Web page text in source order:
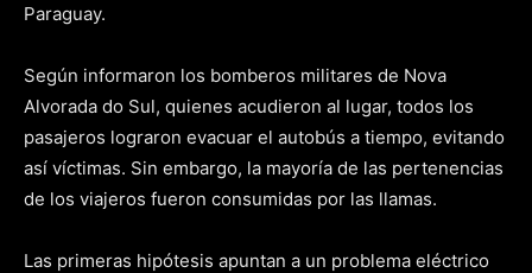
Paraguay.
Según informaron los bomberos militares de Nova
Alvorada do Sul, quienes acudieron al lugar, todos los
pasajeros lograron evacuar el autobús a tiempo, evitando
así víctimas. Sin embargo, la mayoría de las pertenencias
de los viajeros fueron consumidas por las llamas.
Las primeras hipótesis apuntan a un problema eléctrico